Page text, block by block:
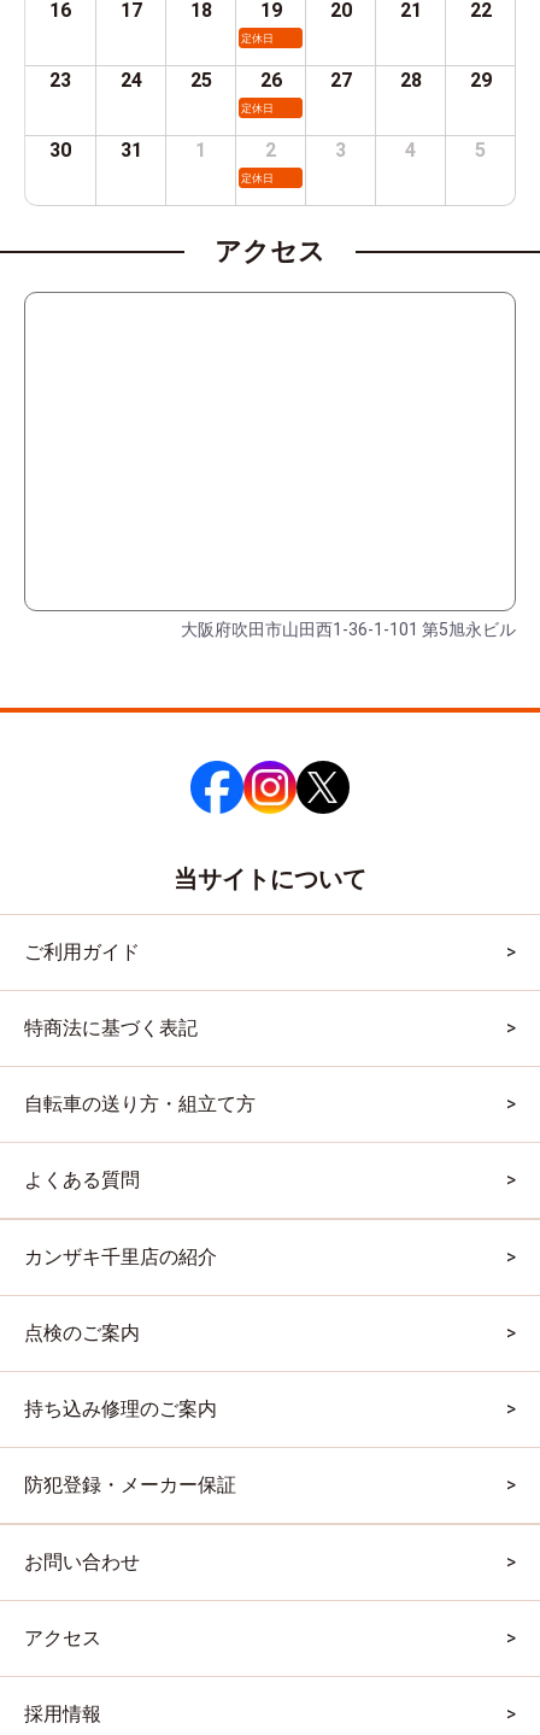
16 17 18 19
定休日
20 21 22
23 24 25 26
定休日
27 28 29
30 31 1 2
定休日
3 4 5
アクセス
大阪府吹田市山田西1-36-1-101 第5旭永ビル
当サイトについて
ご利用ガイド
特商法に基づく表記
自転車の送り方・組立て方
よくある質問
カンザキ千里店の紹介
点検のご案内
持ち込み修理のご案内
防犯登録・メーカー保証
お問い合わせ
アクセス
採用情報